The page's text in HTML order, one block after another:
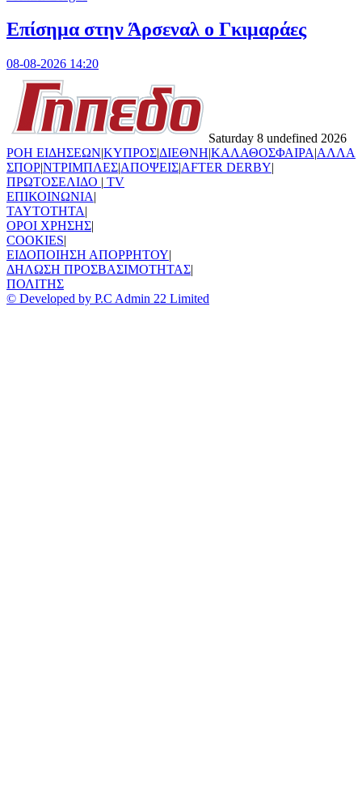
Επίσημα στην Άρσεναλ ο Γκιμαράες
08-08-2026 14:20
Saturday 8 undefined 2026
ΡΟΗ ΕΙΔΗΣΕΩΝ|ΚΥΠΡΟΣ|ΔΙΕΘΝΗ|ΚΑΛΑΘΟΣΦΑΙΡΑ|ΑΛΛΑ
ΣΠΟΡ|ΝΤΡΙΜΠΛΕΣ|ΑΠΟΨΕΙΣ|AFTER DERBY|
ΠΡΩΤΟΣΕΛΙΔΟ | TV
ΕΠΙΚΟΙΝΩΝΙΑ|
TAYTOTHTA|
ΟΡΟΙ ΧΡΗΣΗΣ|
COOKIES|
ΕΙΔΟΠΟΙΗΣΗ ΑΠΟΡΡΗΤΟΥ|
ΔΗΛΩΣΗ ΠΡΟΣΒΑΣΙΜΟΤΗΤΑΣ|
ΠΟΛΙΤΗΣ
© Developed by P.C Admin 22 Limited